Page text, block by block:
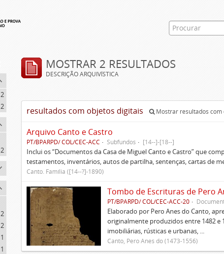
2
2
2
2
2
1
1
MOSTRAR 2 RESULTADOS
DESCRIÇÃO ARQUIVÍSTICA
resultados com objetos digitais Mostrar resultados com
Arquivo Canto e Castro
PT/BPARPD/ COL/CEC-ACC Subfundos [14--]-[18--]
Inclui os “Documentos da Casa de Miguel Canto e Castro” que
testamentos, inventários, autos de partilha, sentenças, cartas de
Canto. Família ([14--?]-1890)
Tombo de Escrituras de Pero
PT/BPARPD/ COL/CEC-ACC-20
Elaborado por Pero Anes do Canto,
originalmente produzidos entre 1482 e
imobiliárias, rústicas e urbanas, ...
Canto, Pero Anes do (1473-1556)